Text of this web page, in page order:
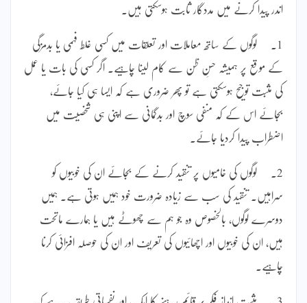
اندر پیدا کرنے میں مددگار ثابت ہوسکتی ہیں۔
1۔ لوگوں کے ساتھ معاملات اور تعلقات میں کسی غلط فہمی یا بدمزگی
کے موقع پر ہمیشہ حسنِ ظن سے کام لینا چاہیے۔ اگر کسی کی بات یا عمل
کی مثبت توجیح ہوسکتی ہے تو پھر ضروری ہے کہ ایسا ہی کیا جائے،
بجائے اس کے کہ منفی سوچ اور بدگمانی سے اپنی ہی شخصیت میں
اضطراب پیدا کردیا جائے۔
2۔ لوگوں کی خامیوں پر تنقید کرنے کے بجائے ان کی خوبیوں کو
سراہیں۔ تنقید کی سب سے زیادہ ضرورت خود ہمیں ہوتی ہے۔ ہمیں
دوسرے لوگوں، بالخصوص وہ جو ہم سے چھوٹے ہیں یا ہمارے ماتحت
ہیں، ان کی خوبیوں اور اچھائیوں کی تعریف اور ان کی حوصلہ افزائی کرنا
چاہیے۔
3۔ مثبت اندازِ فکر پر قائم رہنے کا ایک اور نفسیاتی طریقہ یہ ہے کہ